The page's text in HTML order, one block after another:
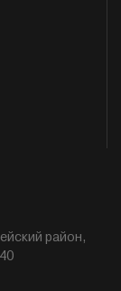
район,